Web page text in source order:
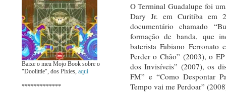
O Terminal Guadalupe foi
Dary Jr. em Curitiba em
documentário chamado
formação de banda, que
baterista Fabiano
Perder o Chão” (2003), o
dos Invisíveis” (2007), os
FM” e “Como Despontar
Tempo vai me Perdoar”
Baixe o meu Mojo Book sobre o
"Doolittle", dos Pixies, aqui
*************